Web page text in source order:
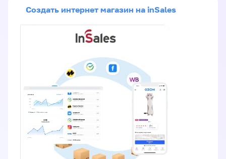
Создать интернет магазин на inSales